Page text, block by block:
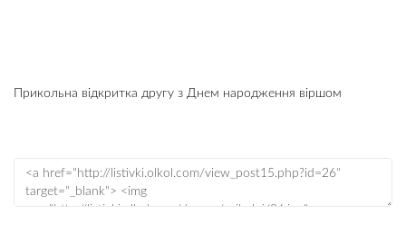
Прикольна відкритка другу з Днем народження віршом